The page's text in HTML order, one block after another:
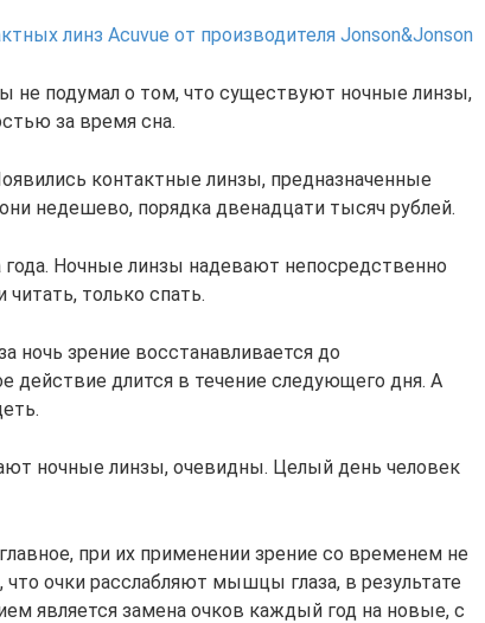
линз Acuvue от производителя Jonson&Jonson
не подумал о том, что существуют ночные линзы,
за время сна.
контактные линзы, предназначенные
недешево, порядка двенадцати тысяч рублей.
года. Ночные линзы надевают непосредственно
только спать.
ночь зрение восстанавливается до
действие длится в течение следующего дня. А
ночные линзы, очевидны. Целый день человек
при их применении зрение со временем не
очки расслабляют мышцы глаза, в результате
является замена очков каждый год на новые, с